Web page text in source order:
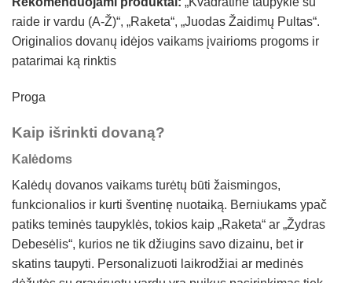
raide ir vardu (A-Ž)“, „Raketa“, „Juodas Žaidimų Pultas“.
Originalios dovanų idėjos vaikams įvairioms progoms ir
patarimai ką rinktis
Proga
Kaip išrinkti dovaną?
Kalėdoms
Kalėdų dovanos vaikams turėtų būti žaismingos,
funkcionalios ir kurti šventinę nuotaiką. Berniukams ypač
patiks teminės taupyklės, tokios kaip „Raketa“ ar „Žydras
Debesėlis“, kurios ne tik džiugins savo dizainu, bet ir
skatins taupyti. Personalizuoti laikrodžiai ar medinės